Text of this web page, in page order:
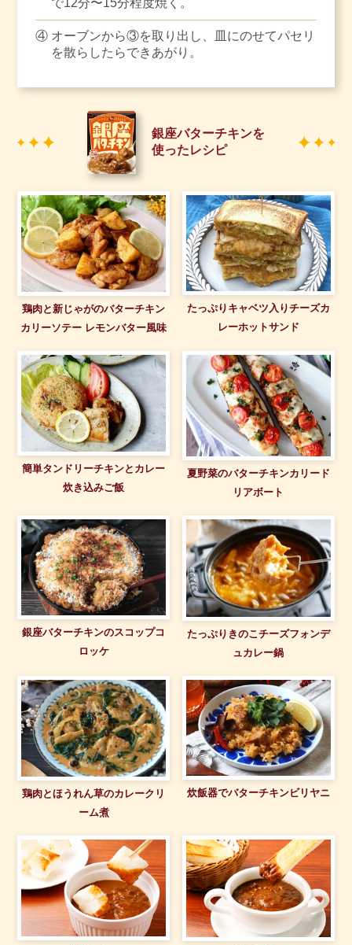
で12分〜15分程度焼く。
④ オーブンから③を取り出し、皿にのせてパセリ
を散らしたらできあがり。
銀座バターチキンを
使ったレシピ
鶏肉と新じゃがのバターチキン
カリーソテー レモンバター風味
たっぷりキャベツ入りチーズカ
レーホットサンド
簡単タンドリーチキンとカレー
炊き込みご飯
夏野菜のバターチキンカリード
リアボート
銀座バターチキンのスコップコ
ロッケ
たっぷりきのこチーズフォンデ
ュカレー鍋
鶏肉とほうれん草のカレークリ
ーム煮
炊飯器でバターチキンビリヤニ